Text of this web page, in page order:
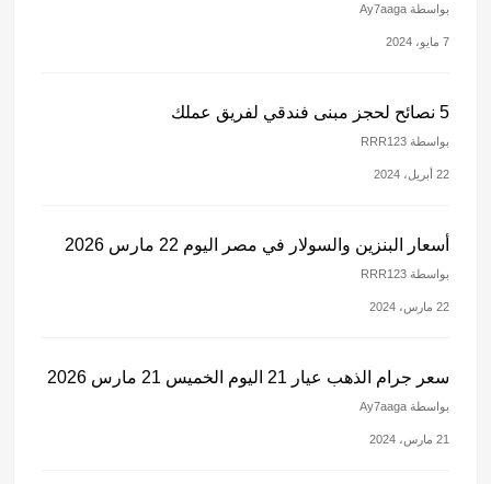
بواسطة Ay7aaga
7 مايو، 2024
5 نصائح لحجز مبنى فندقي لفريق عملك
بواسطة RRR123
22 أبريل، 2024
أسعار البنزين والسولار في مصر اليوم 22 مارس 2026
بواسطة RRR123
22 مارس، 2024
سعر جرام الذهب عيار 21 اليوم الخميس 21 مارس 2026
بواسطة Ay7aaga
21 مارس، 2024